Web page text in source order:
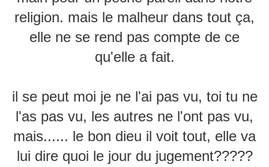
religion. mais le malheur dans tout ça,
elle ne se rend pas compte de ce
qu'elle a fait.
il se peut moi je ne l'ai pas vu, toi tu ne
l'as pas vu, les autres ne l'ont pas vu,
mais...... le bon dieu il voit tout, elle va
lui dire quoi le jour du jugement?????